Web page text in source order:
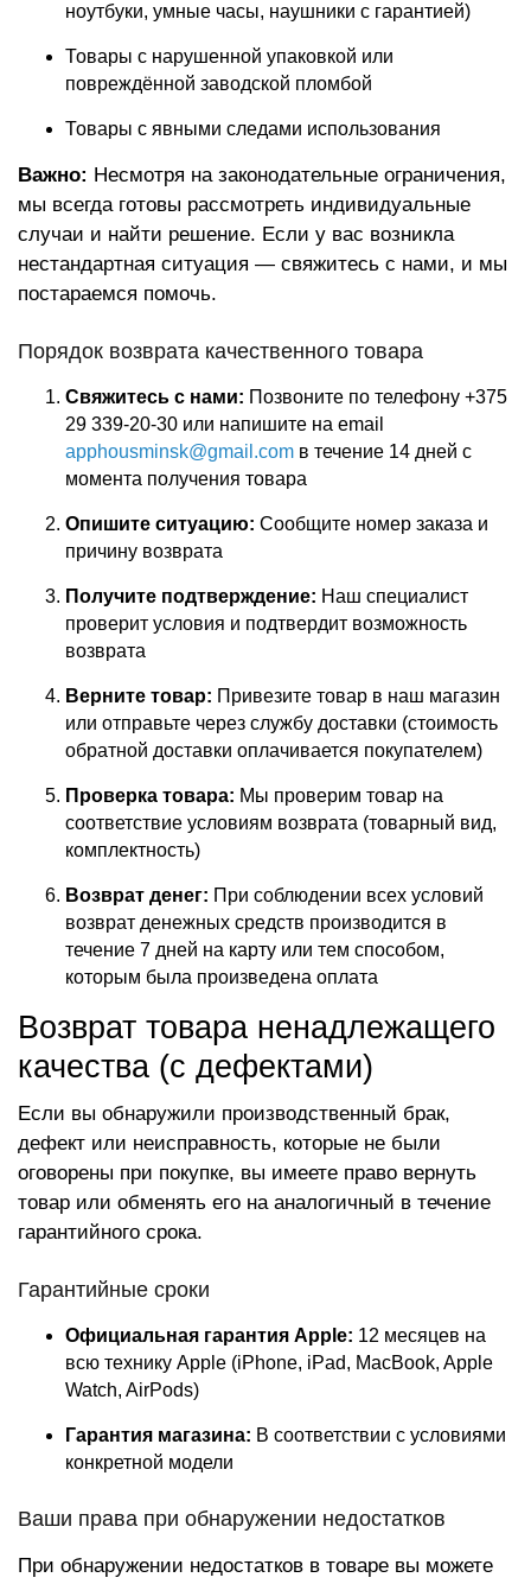
ноутбуки, умные часы, наушники с гарантией)
Товары с нарушенной упаковкой или
повреждённой заводской пломбой
Товары с явными следами использования
Важно: Несмотря на законодательные ограничения,
мы всегда готовы рассмотреть индивидуальные
случаи и найти решение. Если у вас возникла
нестандартная ситуация — свяжитесь с нами, и мы
постараемся помочь.
Порядок возврата качественного товара
Свяжитесь с нами: Позвоните по телефону +375
29 339-20-30 или напишите на email
apphousminsk@gmail.com в течение 14 дней с
момента получения товара
Опишите ситуацию: Сообщите номер заказа и
причину возврата
Получите подтверждение: Наш специалист
проверит условия и подтвердит возможность
возврата
Верните товар: Привезите товар в наш магазин
или отправьте через службу доставки (стоимость
обратной доставки оплачивается покупателем)
Проверка товара: Мы проверим товар на
соответствие условиям возврата (товарный вид,
комплектность)
Возврат денег: При соблюдении всех условий
возврат денежных средств производится в
течение 7 дней на карту или тем способом,
которым была произведена оплата
Возврат товара ненадлежащего
качества (с дефектами)
Если вы обнаружили производственный брак,
дефект или неисправность, которые не были
оговорены при покупке, вы имеете право вернуть
товар или обменять его на аналогичный в течение
гарантийного срока.
Гарантийные сроки
Официальная гарантия Apple: 12 месяцев на
всю технику Apple (iPhone, iPad, MacBook, Apple
Watch, AirPods)
Гарантия магазина: В соответствии с условиями
конкретной модели
Ваши права при обнаружении недостатков
При обнаружении недостатков в товаре вы можете